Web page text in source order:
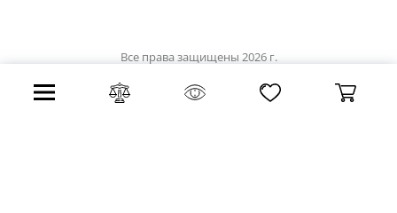
Все права защищены 2026 г.